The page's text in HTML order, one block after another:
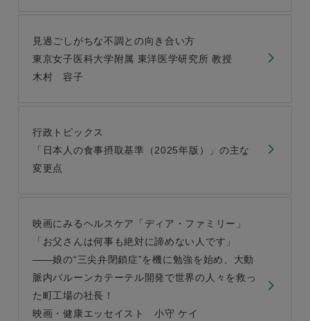
見過ごしがちな不調との向き合い方
東京女子医科大学附属 東洋医学研究所 教授
木村 容子
行政トピックス
「日本人の食事摂取基準（2025年版）」の主な
変更点
映画にみるヘルスケア「ディア・ファミリー」
「お父さんは何事も絶対に諦めない人です」
娘の“三尖弁閉鎖症”を機に勉強を始め、大動
脈内バルーンカテーテル開発で世界の人々を救っ
た町工場の社長！
映画・健康エッセイスト 小守 ケイ